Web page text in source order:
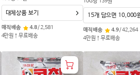
매직배송 4.8 /2,581
4만원↑무료배송
대체상품 보기
매직배송 4.9/42,264
4만원↑무료배송
15개 담으면 10,000